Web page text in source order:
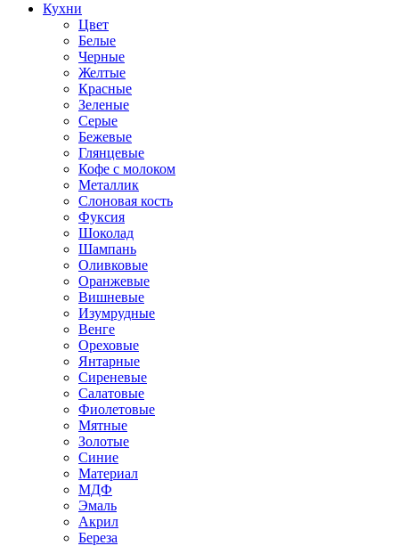
Кухни
Цвет
Белые
Черные
Желтые
Красные
Зеленые
Серые
Бежевые
Глянцевые
Кофе с молоком
Металлик
Слоновая кость
Фуксия
Шоколад
Шампань
Оливковые
Оранжевые
Вишневые
Изумрудные
Венге
Ореховые
Янтарные
Сиреневые
Салатовые
Фиолетовые
Мятные
Золотые
Синие
Материал
МДФ
Эмаль
Акрил
Береза